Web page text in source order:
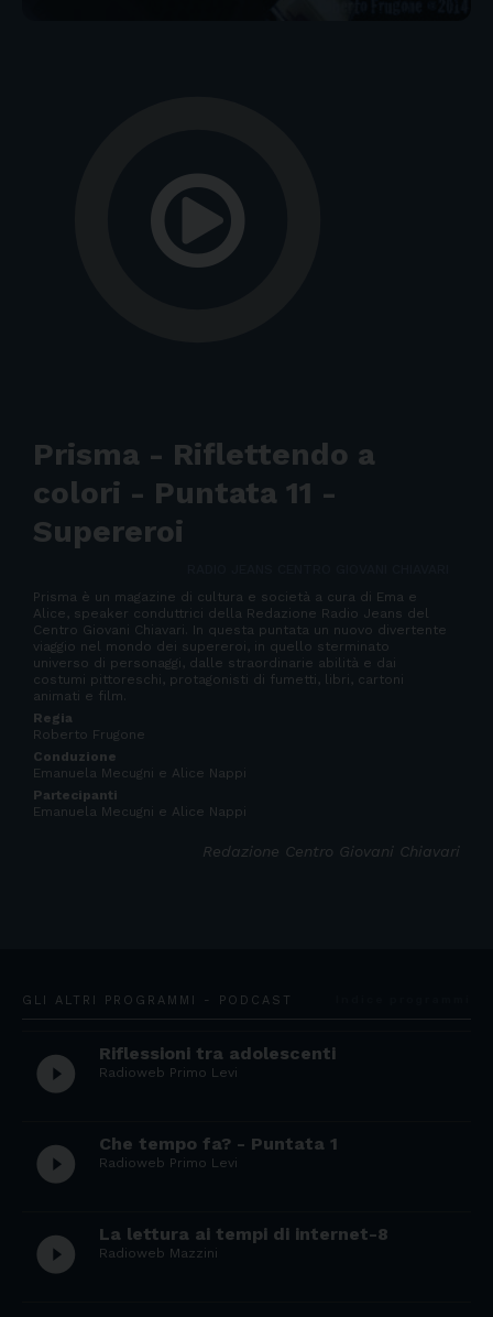
Prisma - Riflettendo a
colori - Puntata 11 -
Supereroi
Prisma è un magazine di cultura e società a cura di Ema e
Alice, speaker conduttrici della Redazione Radio Jeans del
Centro Giovani Chiavari. In questa puntata un nuovo divertente
viaggio nel mondo dei supereroi, in quello sterminato
universo di personaggi, dalle straordinarie abilità e dai
costumi pittoreschi, protagonisti di fumetti, libri, cartoni
animati e film.
Regia
Roberto Frugone
Conduzione
Emanuela Mecugni e Alice Nappi
Partecipanti
Emanuela Mecugni e Alice Nappi
Redazione Centro Giovani Chiavari
GLI ALTRI PROGRAMMI - PODCAST
play_circle_filled Riflessioni tra adolescenti
Radioweb Primo Levi
play_circle_filled Che tempo fa? - Puntata 1
Radioweb Primo Levi
play_circle_filled La lettura ai tempi di internet-8
Radioweb Mazzini